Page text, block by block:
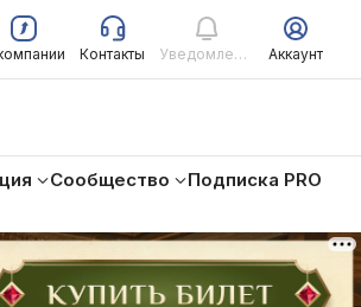
Контакты Уведомления Аккаунт
Сообщество
Подписка PRO